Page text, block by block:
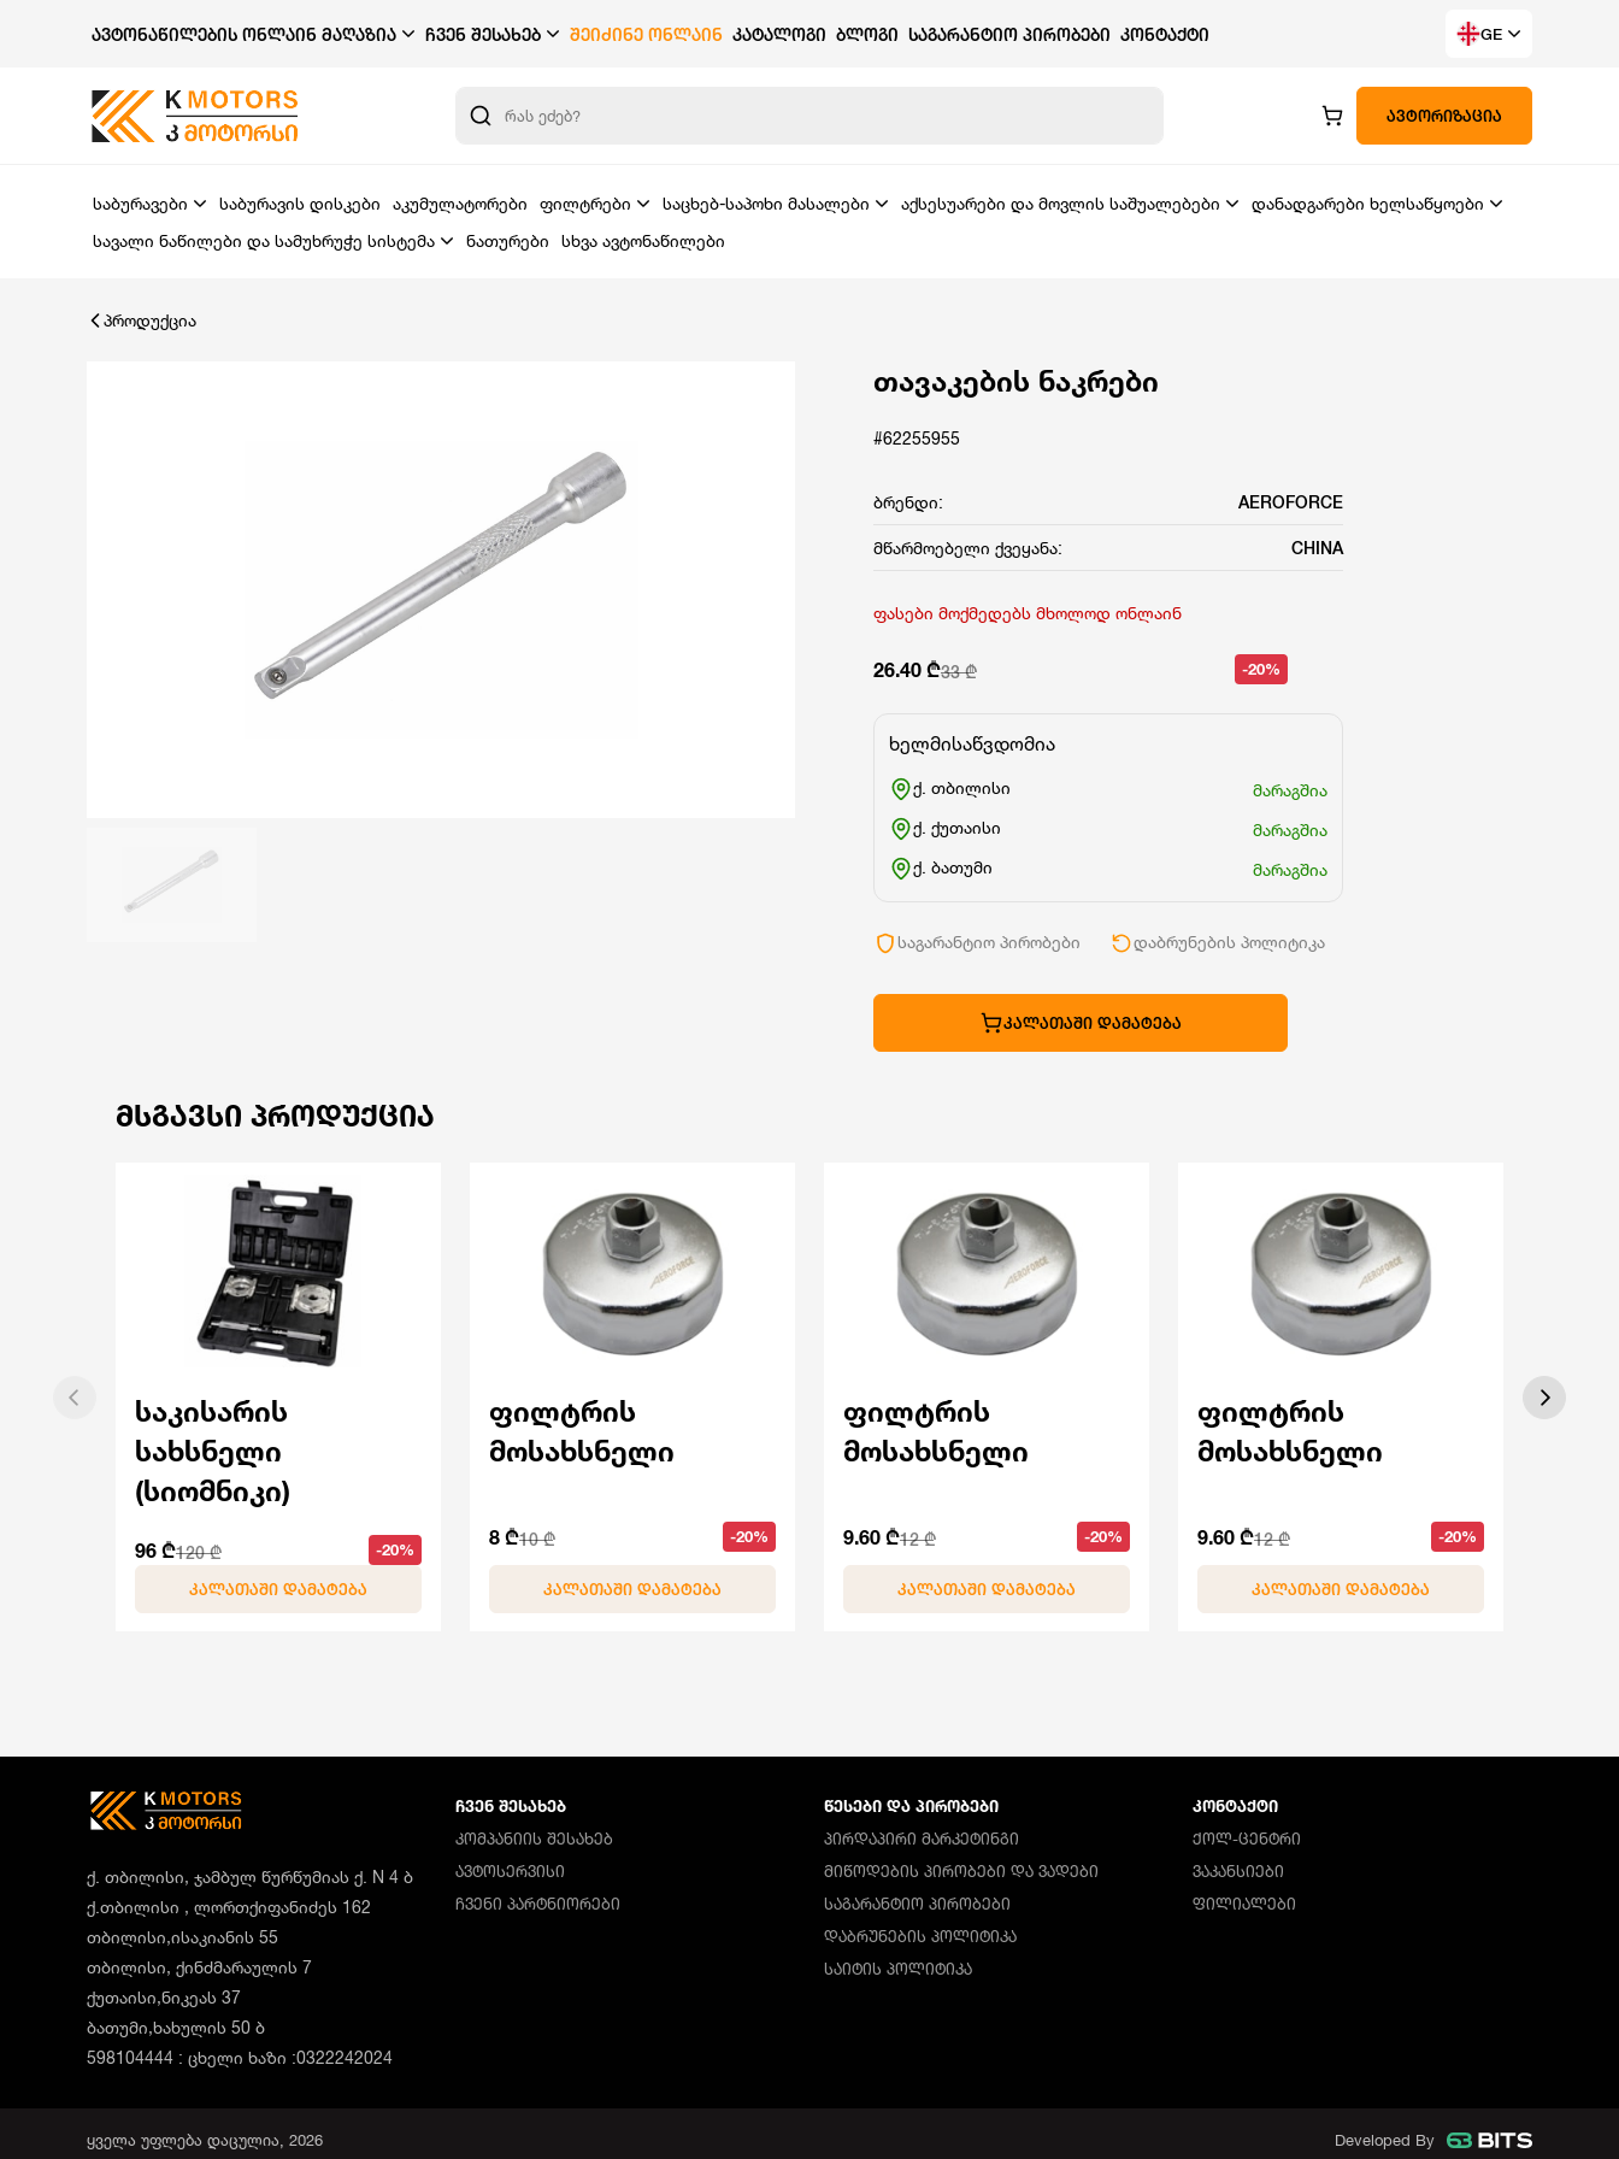
ᲐᲕᲢᲝᲜᲐᲬᲘᲚᲔᲑᲘᲡ ᲝᲜᲚᲐᲘᲜ ᲛᲐᲦᲐᲖᲘᲐ ᲩᲕᲔᲜ ᲨᲔᲡᲐᲮᲔᲑ ᲨᲔᲘᲫᲘᲜᲔ ᲝᲜᲚᲐᲘᲜ ᲙᲐᲢᲐᲚᲝᲒᲘ ᲑᲚᲝᲒᲘ ᲡᲐᲒᲐᲠᲐᲜᲢᲘᲝ ᲞᲘᲠᲝᲑᲔᲑᲘ ᲙᲝᲜᲢᲐᲥᲢᲘ GE
ᲐᲕᲢᲝᲠᲘᲖᲐᲪᲘᲐ
საბურავები საბურავის დისკები აკუმულატორები ფილტრები საცხებ-საპოხი მასალები აქსესუარები და მოვლის საშუალებები
დანადგარები ხელსაწყოები
სავალი ნაწილები და სამუხრუჭე სისტემა
ნათურები სხვა ავტონაწილები
პროდუქცია
თავაკების ნაკრები
#62255955
ბრენდი: AEROFORCE
მწარმოებელი ქვეყანა: CHINA
ფასები მოქმედებს მხოლოდ ონლაინ
26.40 ₾33 ₾ -20%
ხელმისაწვდომია
ქ. თბილისი
მარაგშია
ქ. ქუთაისი
მარაგშია
ქ. ბათუმი
მარაგშია
საგარანტიო პირობები დაბრუნების პოლიტიკა
ᲙᲐᲚᲐᲗᲐᲨᲘ ᲓᲐᲛᲐᲢᲔᲑᲐ
ᲛᲡᲒᲐᲕᲡᲘ ᲞᲠᲝᲓᲣᲥᲪᲘᲐ
საკისარის
სახსნელი
(სიომნიკი)
96 ₾120 ₾ -20%
ᲙᲐᲚᲐᲗᲐᲨᲘ ᲓᲐᲛᲐᲢᲔᲑᲐ
ფილტრის
მოსახსნელი
8 ₾10 ₾ -20%
ᲙᲐᲚᲐᲗᲐᲨᲘ ᲓᲐᲛᲐᲢᲔᲑᲐ
ფილტრის
მოსახსნელი
9.60 ₾12 ₾ -20%
ᲙᲐᲚᲐᲗᲐᲨᲘ ᲓᲐᲛᲐᲢᲔᲑᲐ
ფილტრის
მოსახსნელი
9.60 ₾12 ₾ -20%
ᲙᲐᲚᲐᲗᲐᲨᲘ ᲓᲐᲛᲐᲢᲔᲑᲐ
ქ. თბილისი, ჯამბულ წურწუმიას ქ. N 4 ბ
ქ.თბილისი , ლორთქიფანიძეს 162
თბილისი,ისაკიანის 55
თბილისი, ქინძმარაულის 7
ქუთაისი,ნიკეას 37
ბათუმი,ხახულის 50 ბ
598104444 : ცხელი ხაზი :0322242024
ᲩᲕᲔᲜ ᲨᲔᲡᲐᲮᲔᲑ
ᲙᲝᲛᲞᲐᲜᲘᲘᲡ ᲨᲔᲡᲐᲮᲔᲑ
ᲐᲕᲢᲝᲡᲔᲠᲕᲘᲡᲘ
ᲩᲕᲔᲜᲘ ᲞᲐᲠᲢᲜᲘᲝᲠᲔᲑᲘ
ᲬᲔᲡᲔᲑᲘ ᲓᲐ ᲞᲘᲠᲝᲑᲔᲑᲘ
ᲞᲘᲠᲓᲐᲞᲘᲠᲘ ᲛᲐᲠᲙᲔᲢᲘᲜᲒᲘ
ᲛᲘᲬᲝᲓᲔᲑᲘᲡ ᲞᲘᲠᲝᲑᲔᲑᲘ ᲓᲐ ᲕᲐᲓᲔᲑᲘ
ᲡᲐᲒᲐᲠᲐᲜᲢᲘᲝ ᲞᲘᲠᲝᲑᲔᲑᲘ
ᲓᲐᲑᲠᲣᲜᲔᲑᲘᲡ ᲞᲝᲚᲘᲢᲘᲙᲐ
ᲡᲐᲘᲢᲘᲡ ᲞᲝᲚᲘᲢᲘᲙᲐ
ᲙᲝᲜᲢᲐᲥᲢᲘ
ᲥᲝᲚ-ᲪᲔᲜᲢᲠᲘ
ᲕᲐᲙᲐᲜᲡᲘᲔᲑᲘ
ᲤᲘᲚᲘᲐᲚᲔᲑᲘ
ყველა უფლება დაცულია, 2026 Developed By